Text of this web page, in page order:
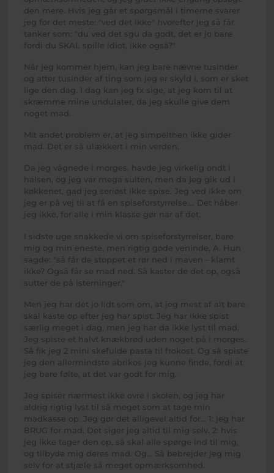
den mere. Hvis jeg går et spørgsmål i timerne svarer
jeg for det meste: "ved det ikke" hvorefter jeg så får
tanker som: "du ved det sgu da godt, det er jo bare
fordi du SKAL spille idiot, ikke også?"
Når jeg kommer hjem, kan jeg bare nævne tusinder
og atter tusinder af ting som jeg er skyld i, som er sket
lige den dag. I dag kan jeg fx sige, at jeg kom til at
skræmme mine undulater, da jeg skulle give dem
noget mad.
Mit andet problem er, at jeg simpelthen ikke gider
mad. Det er så ulækkert i min verden.
Da jeg vågnede i morges, havde jeg virkelig ondt i
halsen, og jeg var mega sulten, men da jeg gik ud i
køkkenet, gad jeg seriøst ikke spise. Jeg ved ikke om
jeg er på vej til at få en spiseforstyrrelse.... Det håber
jeg ikke, for alle i min klasse gør nar af det.
I sidste uge snakkede vi om spiseforstyrrelser, bare
mig og min eneste, men rigtig gode veninde, A. Hun
sagde: "så får de stoppet et rør ned i maven - klamt
ikke? Også får se mad ned. Så kaster de det op, også
sutter de på isterninger."
Men jeg har det jo lidt som om, at jeg mest af alt bare
skal kaste op efter jeg har spist. Jeg har ikke spist
særlig meget i dag, men jeg har da ikke lyst til mad.
Jeg spiste et halvt knækbrød uden noget på i morges.
Så fik jeg 2 mini skefulde pasta til frokost. Og så spiste
jeg den allermindste abrikos jeg kunne finde, fordi at
jeg bare følte, at det var godt for mig.
Jeg spiser nærmest ikke ovre i skolen, og jeg har
aldrig rigtig lyst til så meget som at tage min
madkasse op. Jeg gør det alligevel altid for... 1: jeg har
BRUG for mad. Det siger jeg altid til mig selv. 2: hvis
jeg ikke tager den op, så skal alle spørge ind til mig,
og tilbyde mig deres mad. Og... Så bebrejder jeg mig
selv for at stjæle så meget opmærksomhed.